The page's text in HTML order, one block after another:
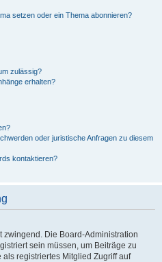
setzen oder ein Thema abonnieren?
zulässig?
erhalten?
oder juristische Anfragen zu diesem
kontaktieren?
zwingend. Die Board-Administration
sein müssen, um Beiträge zu
registriertes Mitglied Zugriff auf